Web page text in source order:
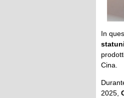
In
Cina.
2025,